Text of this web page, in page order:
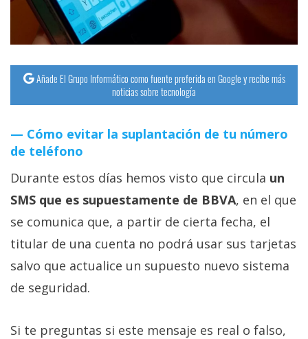
Añade El Grupo Informático como fuente preferida en Google y recibe más
noticias sobre tecnología
Cómo evitar la suplantación de tu número
de teléfono
Durante estos días hemos visto que circula un
SMS que es supuestamente de BBVA, en el que
se comunica que, a partir de cierta fecha, el
titular de una cuenta no podrá usar sus tarjetas
salvo que actualice un supuesto nuevo sistema
de seguridad.
Si te preguntas si este mensaje es real o falso,